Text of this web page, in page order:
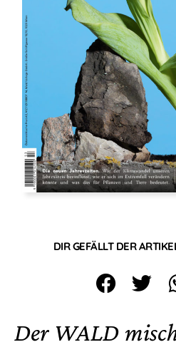
Der WALD
DIR GEFÄLLT DER